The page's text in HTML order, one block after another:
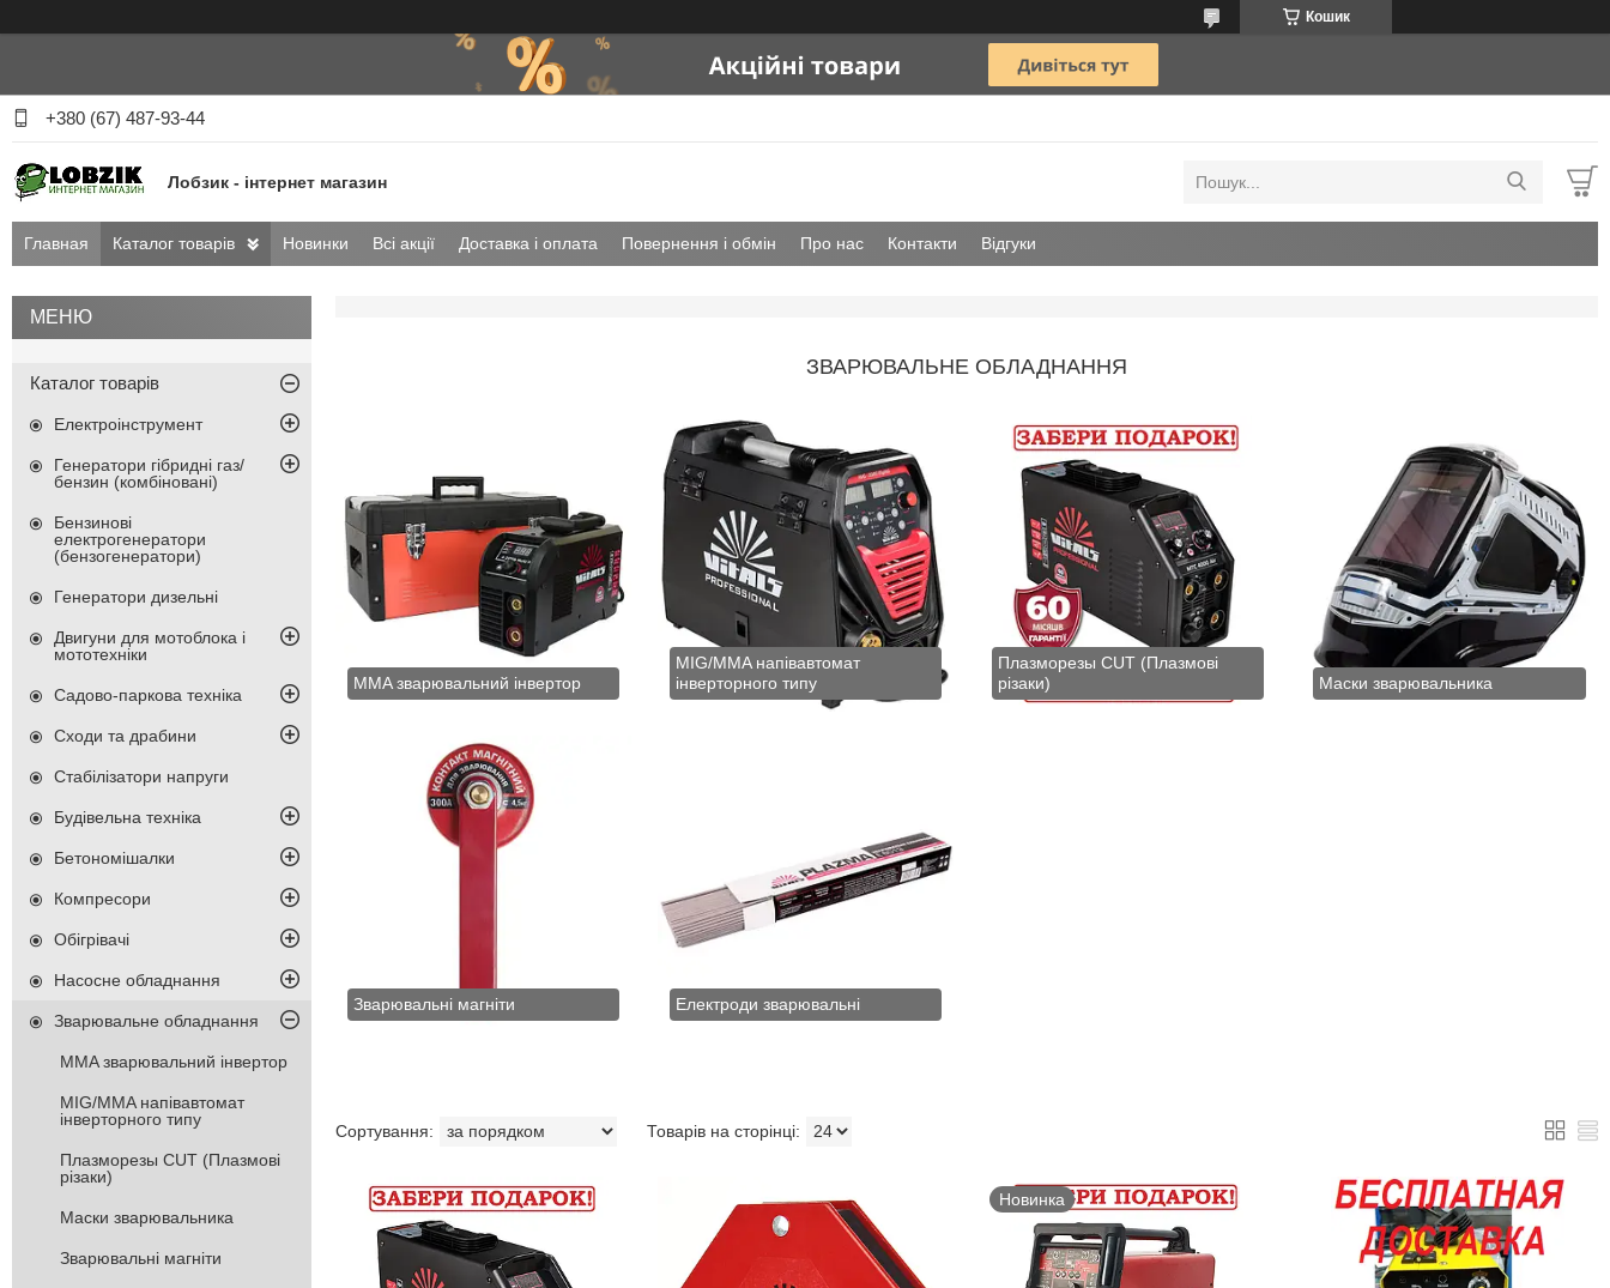
Кошик
+380 (67) 487-93-44
Лобзик - інтернет магазин
Главная Каталог товарів Новинки Всі акції Доставка і оплата Повернення і обмін Про нас Контакти Відгуки
ЗВАРЮВАЛЬНЕ ОБЛАДНАННЯ
MMA зварювальний інвертор
MIG/MMA напівавтомат
інверторного типу
Плазморезы CUT (Плазмові
різаки)
Маски зварювальника
Зварювальні магніти Електроди зварювальні
Новинка
Каталог товарів
Електроінструмент
Генератори гібридні газ/
бензин (комбіновані)
Бензинові
електрогенератори
(бензогенератори)
Генератори дизельні
Двигуни для мотоблока і
мототехніки
Садово-паркова техніка
Сходи та драбини
Стабілізатори напруги
Будівельна техніка
Бетономішалки
Компресори
Обігрівачі
Насосне обладнання
Зварювальне обладнання
MMA зварювальний інвертор
MIG/MMA напівавтомат
інверторного типу
Плазморезы CUT (Плазмові
різаки)
Маски зварювальника
Зварювальні магніти